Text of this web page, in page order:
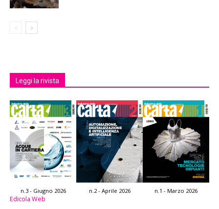
Leggi la rivista
n.3 - Giugno 2026 n.2 - Aprile 2026 n.1 - Marzo 2026
Edicola Web